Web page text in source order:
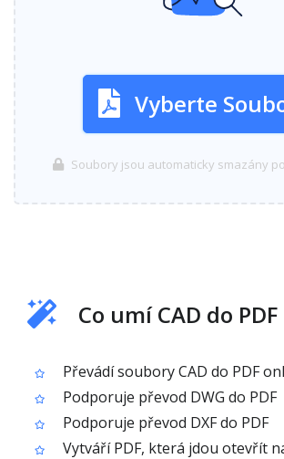
Vyberte
Soubory jsou automaticky smazány
Co umí CAD do PDF
Převádí soubory CAD do PDF
Podporuje převod DWG do PDF
Podporuje převod DXF do PDF
Vytváří PDF, která jdou otevřít